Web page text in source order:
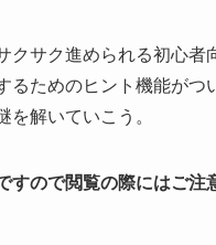
クサク進められる初心者
るためのヒント機能がつ
を解いていこう。
すので閲覧の際にはご注